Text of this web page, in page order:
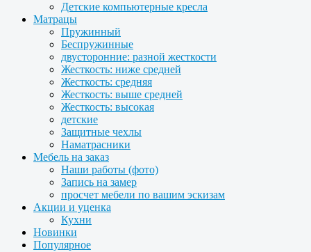
Детские компьютерные кресла
Матрацы
Пружинный
Беспружинные
двусторонние: разной жесткости
Жесткость: ниже средней
Жесткость: средняя
Жесткость: выше средней
Жесткость: высокая
детские
Защитные чехлы
Наматрасники
Мебель на заказ
Наши работы (фото)
Запись на замер
просчет мебели по вашим эскизам
Акции и уценка
Кухни
Новинки
Популярное